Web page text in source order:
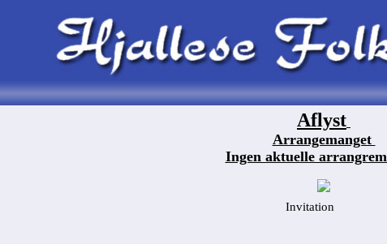
Aflyst
Arrangemanget
Ingen aktuelle
Invitation